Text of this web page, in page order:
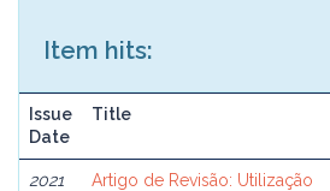
Item hits:
Issue
Date
Title
2021
Artigo de Revisão: Utilização